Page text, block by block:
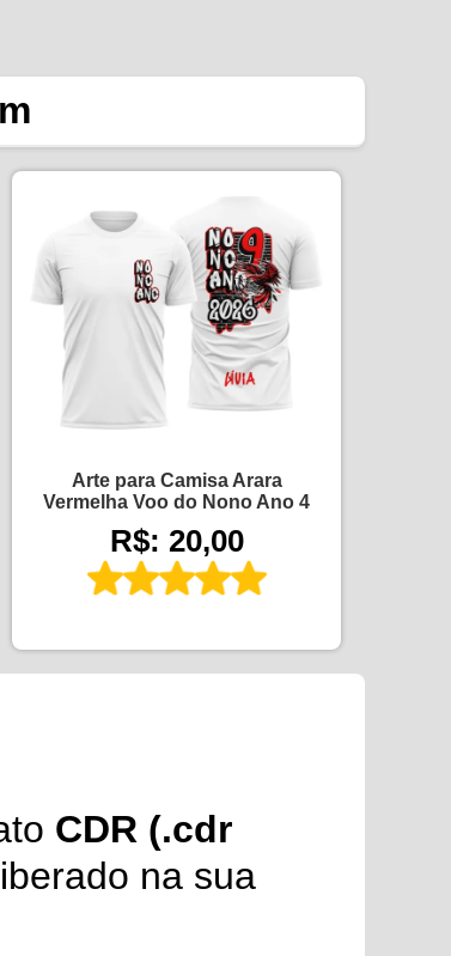
Arte para Camisa Arara
Vermelha Voo do Nono Ano 4
R$: 20,00
CDR (.cdr
na sua